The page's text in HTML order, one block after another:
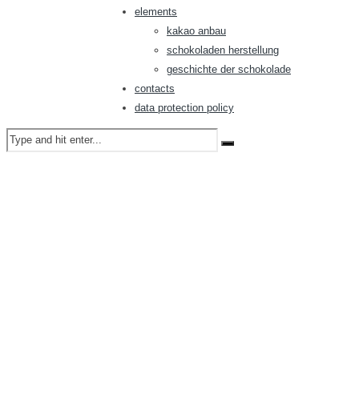
elements
kakao anbau
schokoladen herstellung
geschichte der schokolade
contacts
data protection policy